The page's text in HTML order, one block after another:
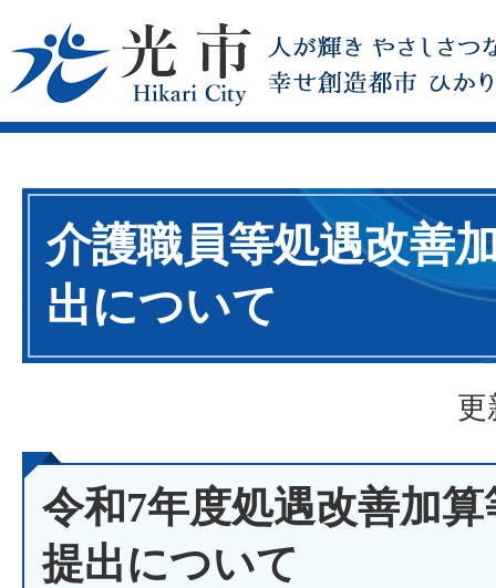
介護職員等処遇改善
出について
更
令和7年度処遇改善加
提出について